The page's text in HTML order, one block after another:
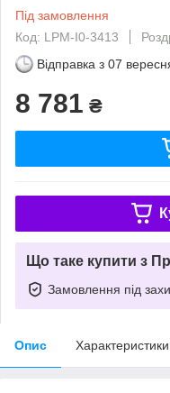
Під замовлення
Код: LPM-I0-3413
Відправка з 07
8 781 ₴
Що таке купити з
Замовлення під
Опис Характеристики